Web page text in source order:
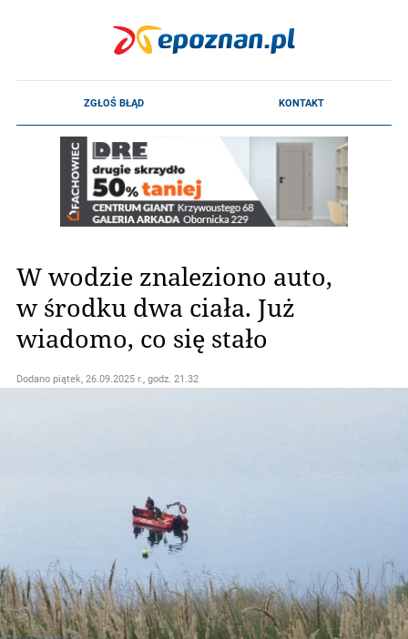
W wodzie znaleziono auto,
w środku dwa ciała. Już
wiadomo, co się stało
Dodano piątek, 26.09.2025 r., godz. 21.32